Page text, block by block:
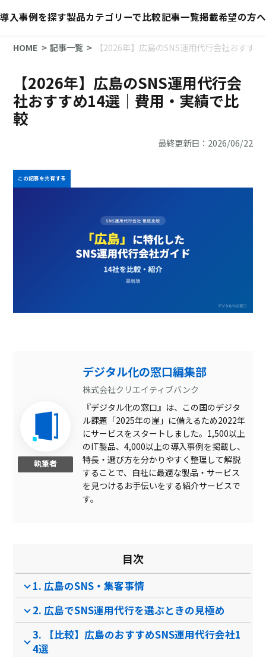
導入事例を探す製品カテゴリーで比較記事一覧掲載希望の方へ
HOME 記事一覧 【2026年】広島のSNS運用代行会社おすす
【2026年】広島のSNS運用代行会
社おすすめ14選｜費用・実績で比
較
最終更新日：2026/06/22
この記事を共有する
執筆者
デジタル化の窓口編集部
株式会社クリエイティブバンク
『デジタル化の窓口』は、この国のデジタ
ル課題「2025年の崖」に備えるため2022年
にサービスをスタートしました。1,500以上
のIT製品、4,000以上の導入事例を掲載し、
特長・選び方を分かりやすく整理して解説
することで、自社に最適な製品・サービス
を見つけるお手伝いをする紹介サービスで
す。
目次
1. 広島のSNS・集客事情
2. 広島でSNS運用代行を選ぶときの見極め
3. 【比較】広島のおすすめSNS運用代行会社1
4選